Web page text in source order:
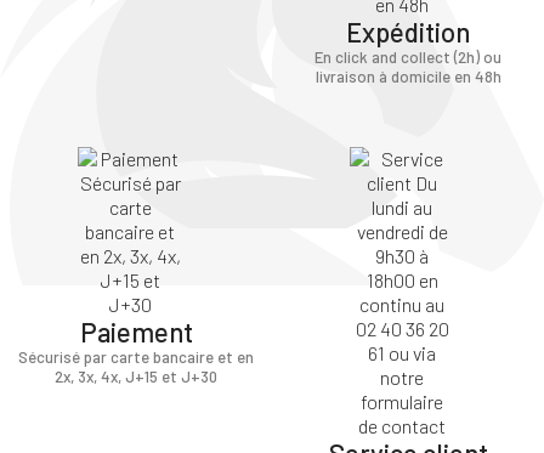
Expédition
En click and collect (2h) ou
livraison à domicile en 48h
Paiement
Sécurisé par carte bancaire et en
2x, 3x, 4x, J+15 et J+30